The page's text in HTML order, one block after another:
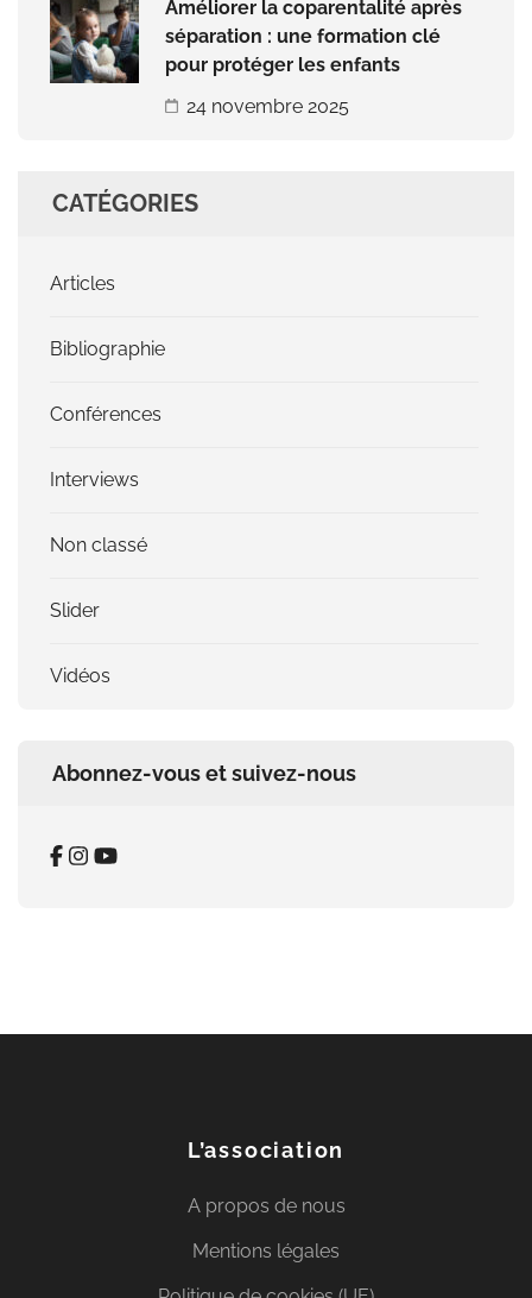
Améliorer la coparentalité après
séparation : une formation clé
pour protéger les enfants
24 novembre 2025
CATÉGORIES
Articles
Bibliographie
Conférences
Interviews
Non classé
Slider
Vidéos
Abonnez-vous et suivez-nous
L’association
A propos de nous
Mentions légales